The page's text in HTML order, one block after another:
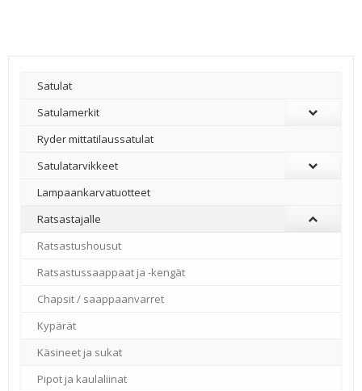
Satulat
Satulamerkit
Ryder mittatilaussatulat
Satulatarvikkeet
–
Lampaankarvatuotteet
Ratsastajalle
Ratsastushousut
Ratsastussaappaat ja -kengät
Chapsit / saappaanvarret
Kypärät
Käsineet ja sukat
Pipot ja kaulaliinat